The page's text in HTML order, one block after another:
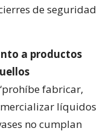
de seguridad
a productos
fabricar,
líquidos
no cumplan